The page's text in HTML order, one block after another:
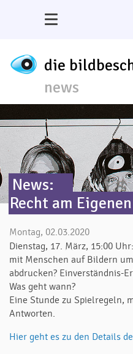
die
news
News:
Recht am
Montag, 02.03.2020
Dienstag, 17. März, 15:00
mit Menschen auf Bildern
abdrucken? Einverständnis-
Was geht wann?
Eine Stunde zu Spielregeln,
Antworten.
Hier geht es zu den Details